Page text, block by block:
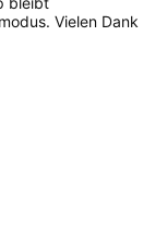
Vielen Dank